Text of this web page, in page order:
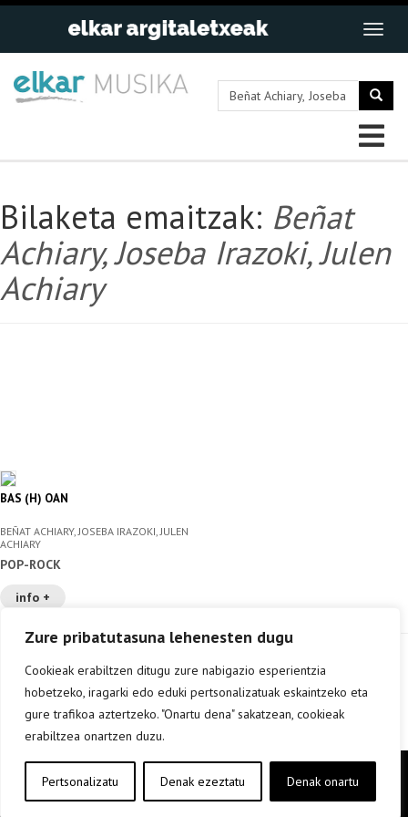
Zure pribatutasuna lehenesten dugu
Cookieak erabiltzen ditugu zure nabigazio esperientzia
hobetzeko, iragarki edo eduki pertsonalizatuak eskaintzeko eta
gure trafikoa aztertzeko. "Onartu dena" sakatzean, cookieak
erabiltzea onartzen duzu.
Pertsonalizatu Denak ezeztatu Denak onartu
Bilaketa emaitzak: Beñat
Achiary, Joseba Irazoki, Julen
Achiary
BAS (H) OAN
BEÑAT ACHIARY, JOSEBA IRAZOKI, JULEN
ACHIARY
POP-ROCK
info +
Copyright © elkar Argitaletxeak 2019
Lege oharra
Cookie politika